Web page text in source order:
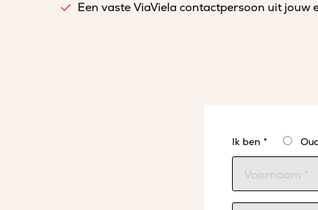
Een vaste ViaViela contactpersoon uit jouw
Ik ben *